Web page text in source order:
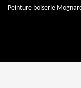
Peinture boiserie